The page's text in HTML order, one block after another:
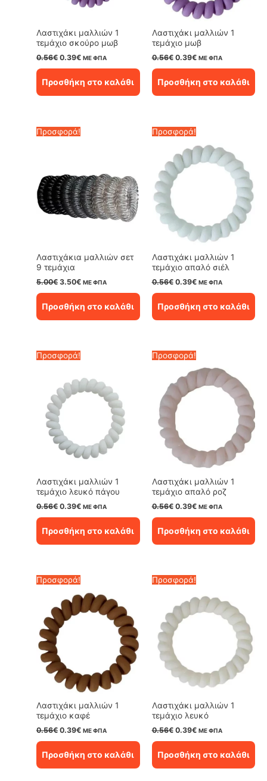
Λαστιχάκι μαλλιών 1
τεμάχιο σκούρο μωβ
0.56€ Original
price
0.56€.
0.39€Η
τρέχουσα
είναι:
0.39€.
ΜΕ ΦΠΑ
Προσθήκη στο καλάθι
Λαστιχάκι μαλλιών 1
τεμάχιο μωβ
0.56€ Original
price
0.56€.
0.39€Η
τρέχουσα
είναι:
0.39€.
ΜΕ ΦΠΑ
Προσθήκη στο καλάθι
Προσφορά!
Λαστιχάκια μαλλιών σετ
9 τεμάχια
5.00€ Original
price
5.00€.
3.50€Η
τρέχουσα
είναι:
3.50€.
ΜΕ ΦΠΑ
Προσθήκη στο καλάθι
Προσφορά!
Λαστιχάκι μαλλιών 1
τεμάχιο απαλό σιέλ
0.56€ Original
price
0.56€.
0.39€Η
τρέχουσα
είναι:
0.39€.
ΜΕ ΦΠΑ
Προσθήκη στο καλάθι
Προσφορά!
Λαστιχάκι μαλλιών 1
τεμάχιο λευκό πάγου
0.56€ Original
0.56€.
0.39€Η
είναι:
0.39€.
ΜΕ ΦΠΑ
Προσθήκη στο καλάθι
Προσφορά!
Λαστιχάκι μαλλιών 1
τεμάχιο απαλό ροζ
0.56€ Original
0.56€.
0.39€Η
είναι:
0.39€.
ΜΕ ΦΠΑ
Προσθήκη στο καλάθι
Προσφορά!
Λαστιχάκι μαλλιών 1
τεμάχιο καφέ
0.56€ Original
price
0.56€.
0.39€Η
τρέχουσα
είναι:
0.39€.
ΜΕ ΦΠΑ
Προσθήκη στο καλάθι
Προσφορά!
Λαστιχάκι μαλλιών 1
τεμάχιο λευκό
0.56€ Original
price
0.56€.
0.39€Η
τρέχουσα
είναι:
0.39€.
ΜΕ ΦΠΑ
Προσθήκη στο καλάθι